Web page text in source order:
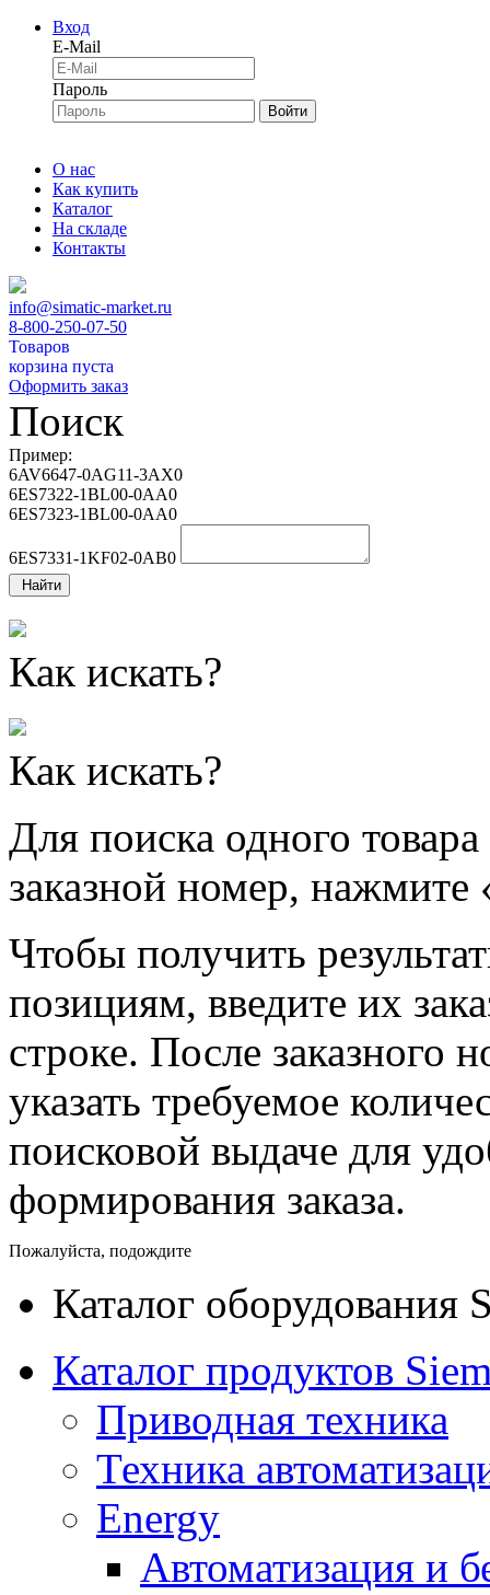
Вход
E-Mail
Пароль
Войти
О нас
Как купить
Каталог
На складе
Контакты
info@simatic-market.ru
8-800-250-07-50
Товаров
корзина пуста
Оформить заказ
Поиск
Пример:
6AV6647-0AG11-3AX0
6ES7322-1BL00-0AA0
6ES7323-1BL00-0AA0
6ES7331-1KF02-0AB0
Найти
Как искать?
Как искать?
Для поиска одного
заказной номер, нажмите
Чтобы получить
позициям, введите их
строке. После заказного
указать требуемое
поисковой выдаче для
формирования заказа.
Пожалуйста, подождите
Каталог оборудования
Каталог продуктов
Приводная техника
Техника
Energy
Автоматизация и